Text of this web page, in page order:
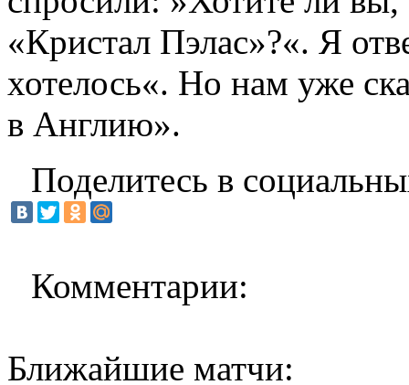
«Кристал Пэлас»?«. Я
хотелось«. Но нам уже
в Англию».
Поделитесь в
Комментарии:
Ближайшие матчи: